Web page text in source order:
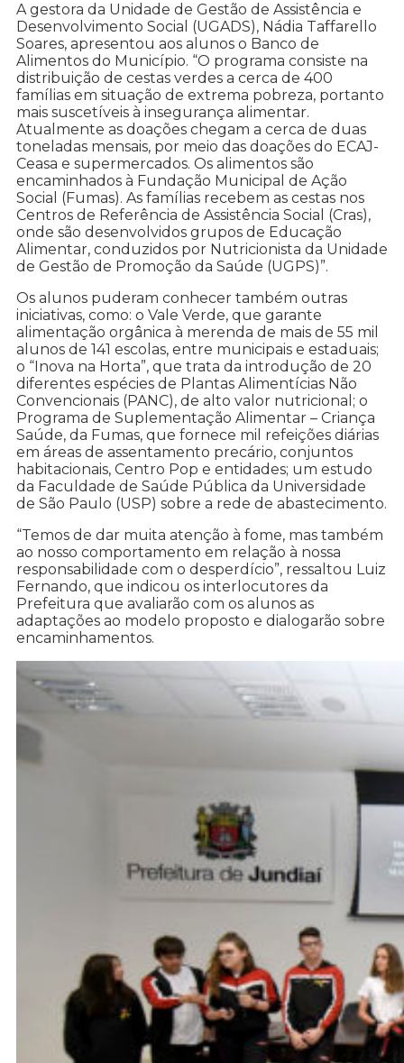
A gestora da Unidade de Gestão de Assistência e
Desenvolvimento Social (UGADS), Nádia Taffarello
Soares, apresentou aos alunos o Banco de
Alimentos do Município. “O programa consiste na
distribuição de cestas verdes a cerca de 400
famílias em situação de extrema pobreza, portanto
mais suscetíveis à insegurança alimentar.
Atualmente as doações chegam a cerca de duas
toneladas mensais, por meio das doações do ECAJ-
Ceasa e supermercados. Os alimentos são
encaminhados à Fundação Municipal de Ação
Social (Fumas). As famílias recebem as cestas nos
Centros de Referência de Assistência Social (Cras),
onde são desenvolvidos grupos de Educação
Alimentar, conduzidos por Nutricionista da Unidade
de Gestão de Promoção da Saúde (UGPS)”.
Os alunos puderam conhecer também outras
iniciativas, como: o Vale Verde, que garante
alimentação orgânica à merenda de mais de 55 mil
alunos de 141 escolas, entre municipais e estaduais;
o “Inova na Horta”, que trata da introdução de 20
diferentes espécies de Plantas Alimentícias Não
Convencionais (PANC), de alto valor nutricional; o
Programa de Suplementação Alimentar – Criança
Saúde, da Fumas, que fornece mil refeições diárias
em áreas de assentamento precário, conjuntos
habitacionais, Centro Pop e entidades; um estudo
da Faculdade de Saúde Pública da Universidade
de São Paulo (USP) sobre a rede de abastecimento.
“Temos de dar muita atenção à fome, mas também
ao nosso comportamento em relação à nossa
responsabilidade com o desperdício”, ressaltou Luiz
Fernando, que indicou os interlocutores da
Prefeitura que avaliarão com os alunos as
adaptações ao modelo proposto e dialogarão sobre
encaminhamentos.